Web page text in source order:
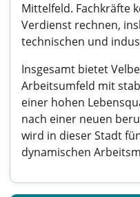
Mittelfeld. Fachkräfte
Verdienst rechnen,
technischen und
Insgesamt bietet
Arbeitsumfeld mit
einer hohen
nach einer neuen
wird in dieser Stadt
dynamischen